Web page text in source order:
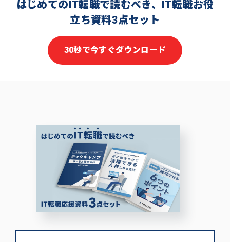
はじめてのIT転職で読むべき、IT転職お役
立ち資料3点セット
30秒で今すぐダウンロード